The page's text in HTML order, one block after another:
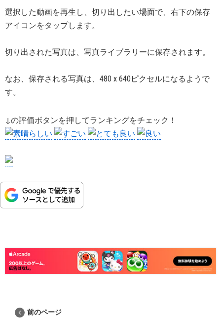
選択した動画を再生し、切り出したい場面で、右下の保存
アイコンをタップします。
切り出された写真は、写真ライブラリーに保存されます。
なお、保存される写真は、480 x 640ピクセルになるようで
す。
↓の評価ボタンを押してランキングをチェック！
前のページ